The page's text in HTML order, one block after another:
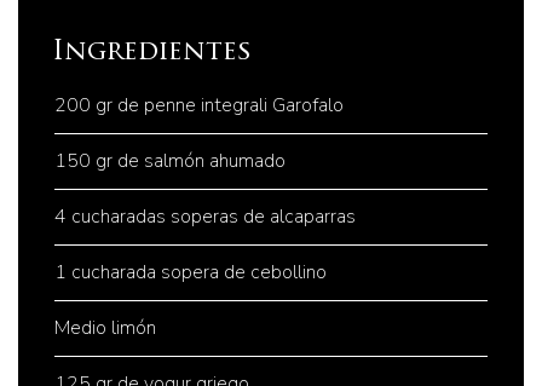
Ingredientes
200 gr de penne integrali Garofalo
150 gr de salmón ahumado
4 cucharadas soperas de alcaparras
1 cucharada sopera de cebollino
Medio limón